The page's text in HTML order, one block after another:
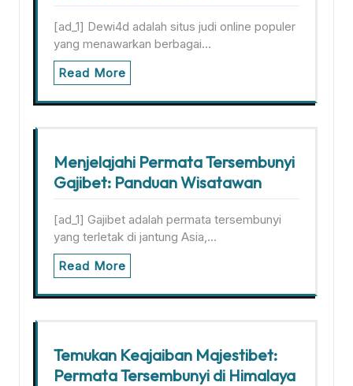
[ad_1] Dewi4d adalah situs judi online populer
yang menawarkan berbagai…
Read More
Menjelajahi Permata Tersembunyi
Gajibet: Panduan Wisatawan
[ad_1] Gajibet adalah permata tersembunyi
yang terletak di jantung Asia,…
Read More
Temukan Keajaiban Majestibet:
Permata Tersembunyi di Himalaya